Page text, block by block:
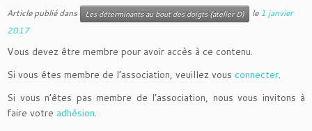
Article publié dans Les déterminants au bout des doigts (atelier D) le1 janvier
2017
Vous devez être membre pour avoir accès à ce contenu.
Si vous êtes membre de l’association, veuillez vous connecter.
Si vous n’êtes pas membre de l’association, nous vous invitons à
faire votre adhésion.